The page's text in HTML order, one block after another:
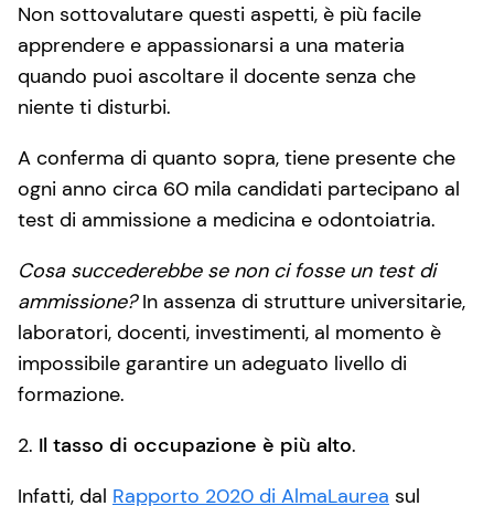
Non sottovalutare questi aspetti, è più facile
apprendere e appassionarsi a una materia
quando puoi ascoltare il docente senza che
niente ti disturbi.
A conferma di quanto sopra, tiene presente che
ogni anno circa 60 mila candidati partecipano al
test di ammissione a medicina e odontoiatria.
Cosa succederebbe se non ci fosse un test di
ammissione?In assenza di strutture universitarie,
laboratori, docenti, investimenti, al momento è
impossibile garantire un adeguato livello di
formazione.
2. Il tasso di occupazione è più alto.
Infatti, dal Rapporto 2020 di AlmaLaurea sul